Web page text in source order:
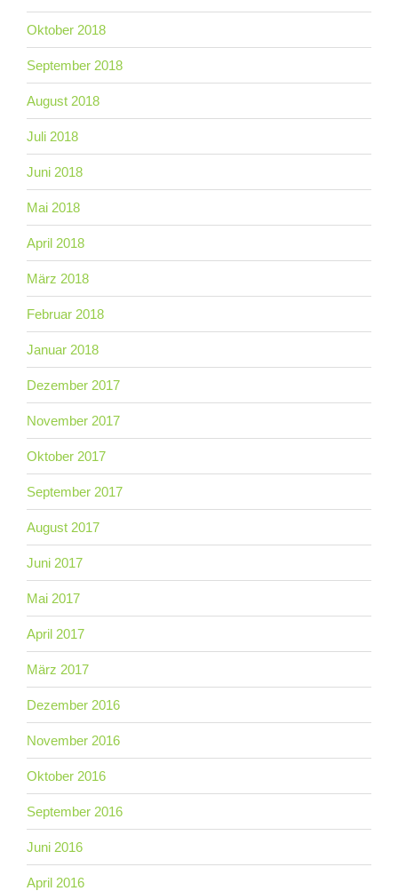
Oktober 2018
September 2018
August 2018
Juli 2018
Juni 2018
Mai 2018
April 2018
März 2018
Februar 2018
Januar 2018
Dezember 2017
November 2017
Oktober 2017
September 2017
August 2017
Juni 2017
Mai 2017
April 2017
März 2017
Dezember 2016
November 2016
Oktober 2016
September 2016
Juni 2016
April 2016